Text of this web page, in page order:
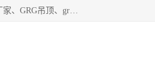
广东饰纪上品建材科技有限公司，主营grg材料、UHPC板、grc构件、uhpc幕墙板、grg厂家、grc厂家、uhpc厂家、GRG吊顶、grg石膏板、grg构件、外墙grc线条、grg造型、grg材料定制，uhpc高性能混凝土，uhpc构件，uhpc镂空挂板，grg材料生产厂家，广东grg厂家，广东grc厂家，联系方式*，2万平厂房，如果您对我公司的产品服务感兴趣，请联系我们。